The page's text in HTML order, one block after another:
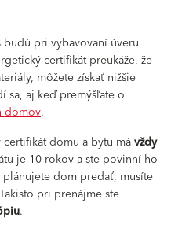
budú pri vybavovaní úveru
certifikát preukáže, že
môžete získať nižšie
sa, aj keď premýšľate o
domov.
domu a bytu mávždy
je 10 rokov a ste povinní ho
dom predať, musíte
pri prenájme ste
.